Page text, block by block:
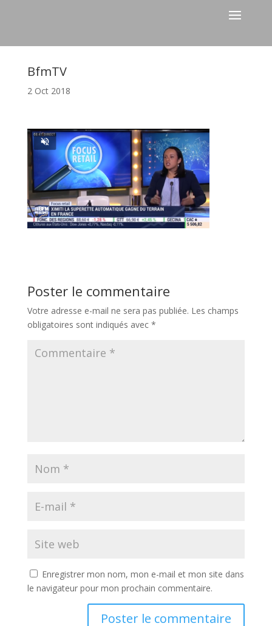
BfmTV
2 Oct 2018
Poster le commentaire
Votre adresse e-mail ne sera pas publiée. Les champs
obligatoires sont indiqués avec *
Enregistrer mon nom, mon e-mail et mon site dans
le navigateur pour mon prochain commentaire.